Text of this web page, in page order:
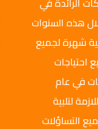
هذه السنوات
شهرة لجميع
احتياجات
في عام
لتلبية
التساؤلات